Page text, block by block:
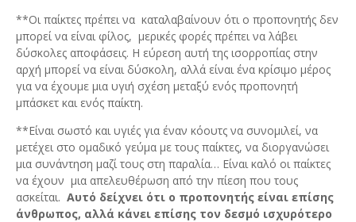
**Οι παίκτες πρέπει να καταλαβαίνουν ότι ο προπονητής δεν
μπορεί να είναι φίλος, μερικές φορές πρέπει να λάβει
δύσκολες αποφάσεις. Η εύρεση αυτή της ισορροπίας στην
αρχή μπορεί να είναι δύσκολη, αλλά είναι ένα κρίσιμο μέρος
για να έχουμε μια υγιή σχέση μεταξύ ενός προπονητή
μπάσκετ και ενός παίκτη.
**Είναι σωστό και υγιές για έναν κόουτς να συνομιλεί, να
μετέχει στο ομαδικό γεύμα με τους παίκτες, να διοργανώσει
μια συνάντηση μαζί τους στη παραλία… Είναι καλό οι παίκτες
να έχουν μια απελευθέρωση από την πίεση που τους
ασκείται. Αυτό δείχνει ότι ο προπονητής είναι επίσης
άνθρωπος, αλλά κάνει επίσης τον δεσμό ισχυρότερο